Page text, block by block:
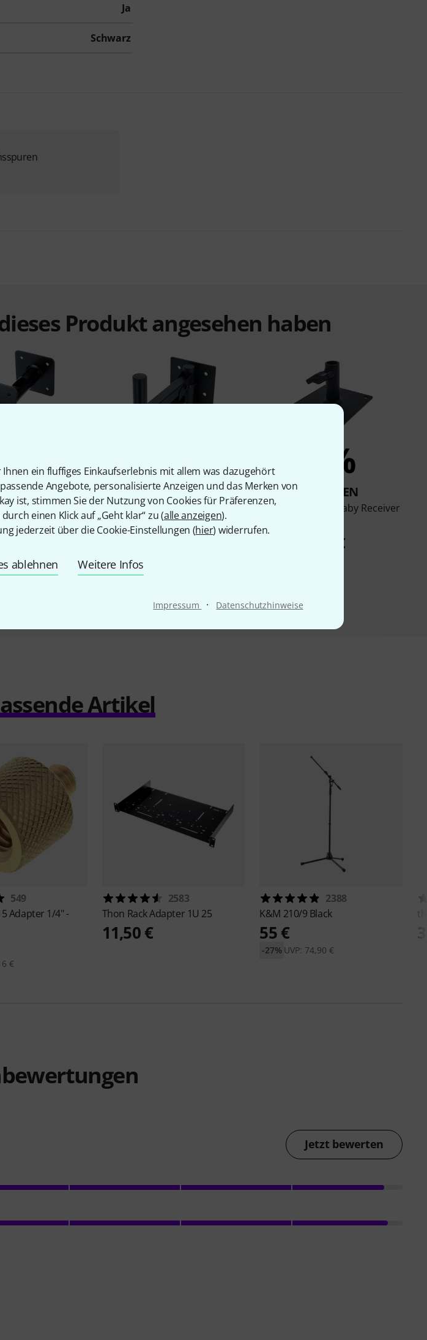
ein fluffiges Einkaufserlebnis mit allem was dazugehört
Angebote, personalisierte Anzeigen und das Merken von
ist, stimmen Sie der Nutzung von Cookies für Präferenzen,
einen Klick auf „Geht klar“ zu (alle anzeigen).
jederzeit über die Cookie-Einstellungen (hier) widerrufen.
ablehnen Weitere Infos
Impressum · Datenschutzhinweise
Ja
Schwarz
Produkt angesehen haben
Universal Wall
BK
27 €
3%
KAUFTEN
Millenium Multi Speaker
Wallmount MSW1
19,90 €
2%
KAUFTEN
Doughty G1128 Baby Receiver
29 €
Artikel
549
Adapter 1/4" -
€
2583
Thon Rack Adapter 1U 25
11,50 €
2388
K&M 210/9 Black
55 €
UVP: 74,90 €
-27%
Jetzt bewerten